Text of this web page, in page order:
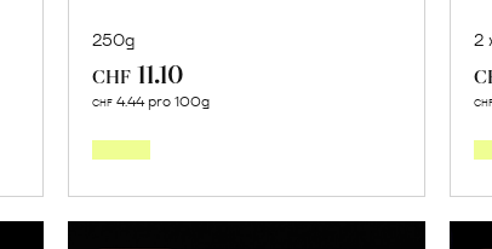
250g
CHF 11.10
CHF 4.44 pro 100g
Weinbeeren
2